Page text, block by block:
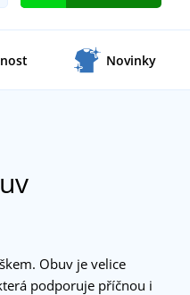
Novinky
Obuv je velice
podporuje příčnou i